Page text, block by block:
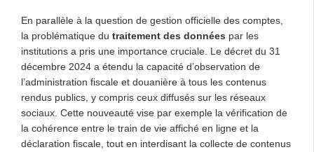
En parallèle à la question de gestion officielle des comptes,
la problématique du traitement des données par les
institutions a pris une importance cruciale. Le décret du 31
décembre 2024 a étendu la capacité d’observation de
l’administration fiscale et douanière à tous les contenus
rendus publics, y compris ceux diffusés sur les réseaux
sociaux. Cette nouveauté vise par exemple la vérification de
la cohérence entre le train de vie affiché en ligne et la
déclaration fiscale, tout en interdisant la collecte de contenus